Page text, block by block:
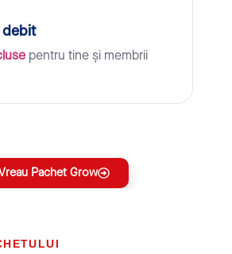
debit
pentru tine și membrii
Pachet Grow